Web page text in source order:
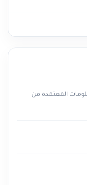
المعتمدة من